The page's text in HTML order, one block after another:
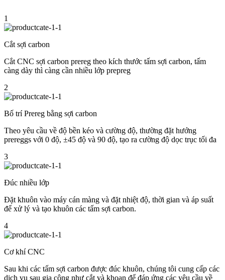
1
Cắt sợi carbon
Cắt CNC sợi carbon prereg theo kích thước tấm sợi carbon, tấm
càng dày thì càng cần nhiều lớp prepreg
2
Bố trí Prereg bằng sợi carbon
Theo yêu cầu về độ bền kéo và cường độ, thường đặt hướng
prereggs với 0 độ, ±45 độ và 90 độ, tạo ra cường độ dọc trục tối đa
3
Đúc nhiều lớp
Đặt khuôn vào máy cán màng và đặt nhiệt độ, thời gian và áp suất
để xử lý và tạo khuôn các tấm sợi carbon.
4
Cơ khí CNC
Sau khi các tấm sợi carbon được đúc khuôn, chúng tôi cung cấp các
dịch vụ sau gia công như cắt và khoan để đáp ứng các yêu cầu về